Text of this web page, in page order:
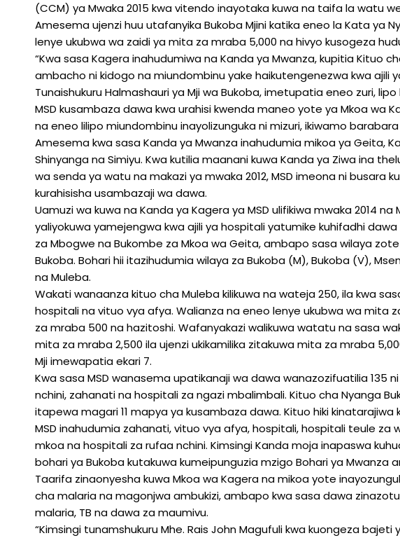
(CCM) ya Mwaka 2015 kwa vitendo inayotaka kuwa na taifa la watu
Amesema ujenzi huu utafanyika Bukoba Mjini katika eneo la Kata ya
lenye ukubwa wa zaidi ya mita za mraba 5,000 na hivyo kusogeza
“Kwa sasa Kagera inahudumiwa na Kanda ya Mwanza, kupitia Kituo
ambacho ni kidogo na miundombinu yake haikutengenezwa kwa ajili
Tunaishukuru Halmashauri ya Mji wa Bukoba, imetupatia eneo zuri,
MSD kusambaza dawa kwa urahisi kwenda maneo yote ya Mkoa wa
na eneo lilipo miundombinu inayolizunguka ni mizuri, ikiwamo
Amesema kwa sasa Kanda ya Mwanza inahudumia mikoa ya Geita,
Shinyanga na Simiyu. Kwa kutilia maanani kuwa Kanda ya Ziwa ina
wa senda ya watu na makazi ya mwaka 2012, MSD imeona ni busara
kurahisisha usambazaji wa dawa.
Uamuzi wa kuwa na Kanda ya Kagera ya MSD ulifikiwa mwaka 2014
yaliyokuwa yamejengwa kwa ajili ya hospitali yatumike kuhifadhi
za Mbogwe na Bukombe za Mkoa wa Geita, ambapo sasa wilaya
Bukoba. Bohari hii itazihudumia wilaya za Bukoba (M), Bukoba (V),
na Muleba.
Wakati wanaanza kituo cha Muleba kilikuwa na wateja 250, ila kwa
hospitali na vituo vya afya. Walianza na eneo lenye ukubwa wa mita
za mraba 500 na hazitoshi. Wafanyakazi walikuwa watatu na sasa
mita za mraba 2,500 ila ujenzi ukikamilika zitakuwa mita za mraba
Mji imewapatia ekari 7.
Kwa sasa MSD wanasema upatikanaji wa dawa wanazozifuatilia 135
nchini, zahanati na hospitali za ngazi mbalimbali. Kituo cha Nyanga
itapewa magari 11 mapya ya kusambaza dawa. Kituo hiki kinatarajiwa
MSD inahudumia zahanati, vituo vya afya, hospitali, hospitali teule za
mkoa na hospitali za rufaa nchini. Kimsingi Kanda moja inapaswa
bohari ya Bukoba kutakuwa kumeipunguzia mzigo Bohari ya Mwanza
Taarifa zinaonyesha kuwa Mkoa wa Kagera na mikoa yote
cha malaria na magonjwa ambukizi, ambapo kwa sasa dawa
malaria, TB na dawa za maumivu.
“Kimsingi tunamshukuru Mhe. Rais John Magufuli kwa kuongeza